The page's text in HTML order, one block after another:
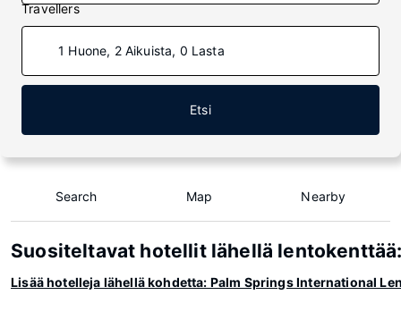
Travellers
1 Huone, 2 Aikuista, 0 Lasta
Etsi
Search Map Nearby
Suositeltavat hotellit lähellä
Lisää hotelleja lähellä kohdetta: Palm Springs International